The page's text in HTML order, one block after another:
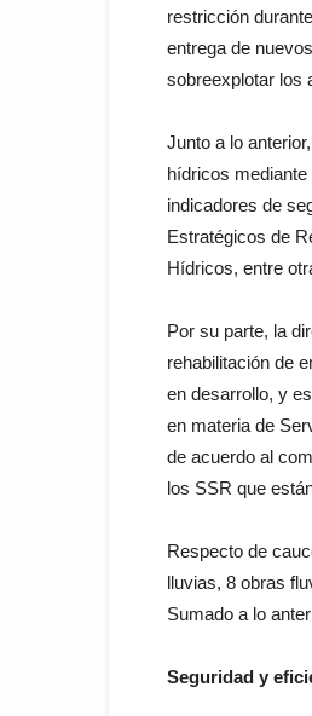
restricción
entrega de
sobreexplotar los
Junto a lo
hídricos
indicadores de
Estratégicos de
Hídricos, entre
Por su parte, la
rehabilitación de
en desarrollo, y
en materia de
de acuerdo al
los SSR que
Respecto de
lluvias, 8 obras
Sumado a lo
Seguridad y